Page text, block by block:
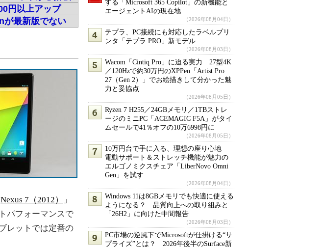
円以上アップ
が最新版でない
Nexus 7（2012）
」
パフォーマンスで
レットでは定番の
する「Microsoft 365 Copilot」の新機能と
エージェントAIの現在地
（2026年08月04日）
テプラ、PC接続にも対応したラベルプリ
ンタ「テプラ PRO」新モデル
（2026年08月03日）
Wacom「Cintiq Pro」に迫る実力 27型4K
／120Hzで約30万円のXPPen「Artist Pro
27（Gen 2）」でお絵描きして分かった魅
力と妥協点
（2026年08月05日）
Ryzen 7 H255／24GBメモリ／1TBストレ
ージのミニPC「ACEMAGIC F5A」がタイ
ムセールで41％オフの10万6998円に
（2026年08月05日）
10万円台で手に入る、理想の座り心地
電動サポート＆ストレッチ機能が魅力の
エルゴノミクスチェア「LiberNovo Omni
Gen」を試す
（2026年08月04日）
Windows 11は8GBメモリでも快適に使える
ようになる？ 品質向上への取り組みと
「26H2」に向けた中間報告
（2026年08月03日）
PC市場の逆風下でMicrosoftが仕掛ける“サ
プライズ”とは？ 2026年後半のSurface新